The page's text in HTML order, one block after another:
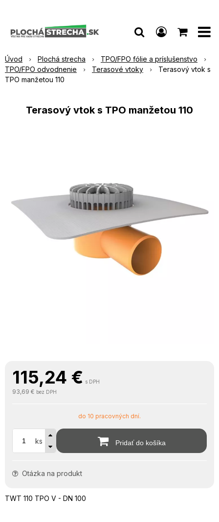
Úvod Plochá strecha
TPO/FPO fólie a príslušenstvo
TPO/FPO odvodnenie
Terasové vtoky
Terasový vtok s
TPO manžetou 110
Terasový vtok s TPO manžetou 110
115,24 € s DPH
93,69 € bez DPH
do 10 pracovných dní.
ks Pridať do košíka
Otázka na produkt
TWT 110 TPO V - DN 100